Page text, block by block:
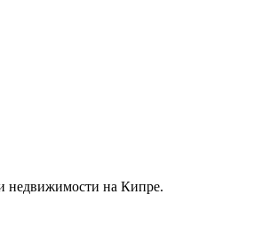
недвижимости на Кипре.